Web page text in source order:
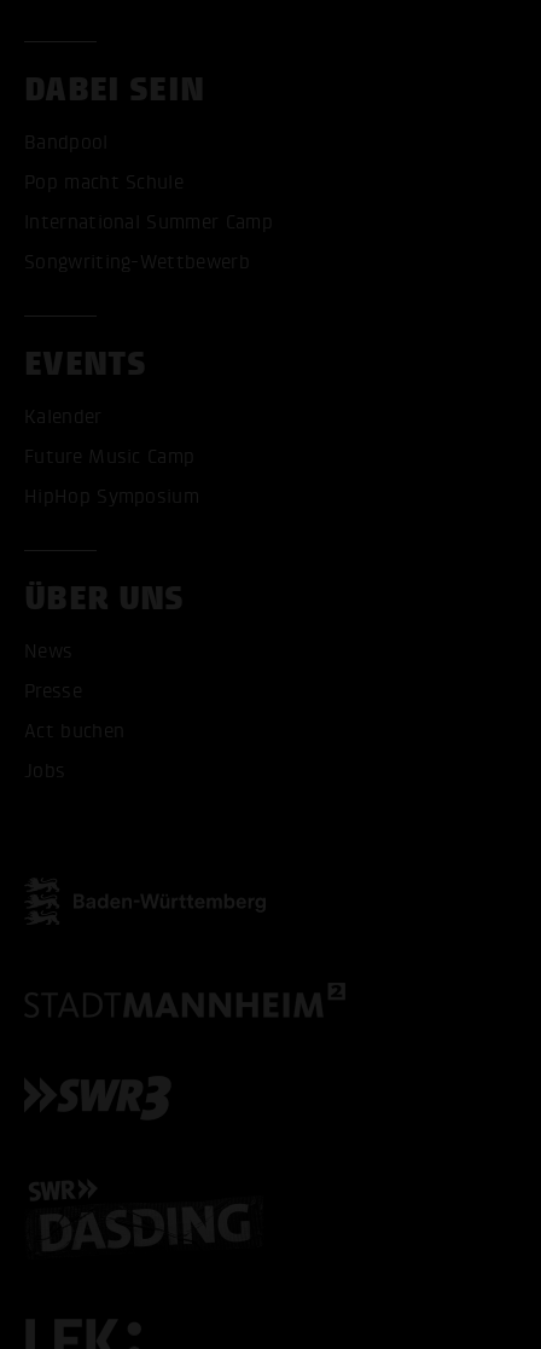
DABEI SEIN
Bandpool
Pop macht Schule
International Summer Camp
Songwriting-Wettbewerb
EVENTS
Kalender
Future Music Camp
HipHop Symposium
ÜBER UNS
News
Presse
Act buchen
Jobs